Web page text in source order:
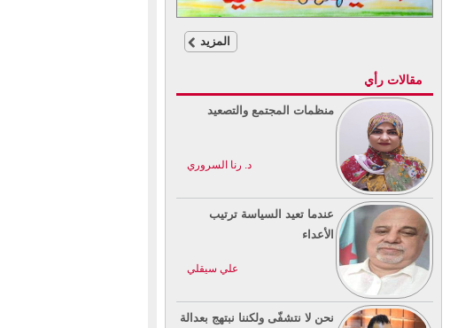
المزيد
مقالات رأي
منظمات المجتمع والتصعيد
د. رنا السروري
عندما تعيد السياسة ترتيب
الأعداء
علي سيقلي
نحن لا نتشفّى ولكننا نبتهج بعدالة